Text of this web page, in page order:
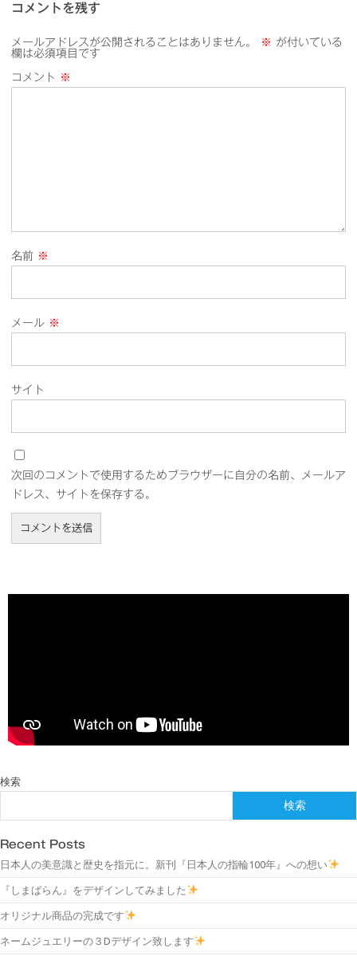
コメントを残す
メールアドレスが公開されることはありません。 ※ が付いている
欄は必須項目です
コメント ※
名前 ※
メール ※
サイト
次回のコメントで使用するためブラウザーに自分の名前、メールア
ドレス、サイトを保存する。
検索
検索
Recent Posts
日本人の美意識と歴史を指元に。新刊『日本人の指輪100年』への想い
『しまばらん』をデザインしてみました
オリジナル商品の完成です
ネームジュエリーの３Dデザイン致します